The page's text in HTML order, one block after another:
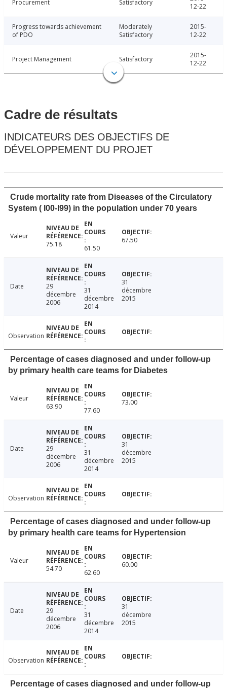
Procurement Satisfactory
12-22
Progress towards achievement
of PDO
Moderately
Satisfactory
2015-
12-22
Project Management Satisfactory
2015-
12-22
Cadre de résultats
INDICATEURS DES OBJECTIFS DE
DÉVELOPPEMENT DU PROJET
Crude mortality rate from Diseases of the Circulatory
System ( I00-I99) in the population under 70 years
Valeur
75.18
61.50
67.50
Date
29
décembre
2006
31
décembre
2014
31
décembre
2015
Observation
Percentage of cases diagnosed and under follow-up
by primary health care teams for Diabetes
Valeur
63.90
77.60
73.00
Date
29
décembre
2006
31
décembre
2014
31
décembre
2015
Observation
Percentage of cases diagnosed and under follow-up
by primary health care teams for Hypertension
Valeur
54.70
62.60
60.00
Date
29
décembre
2006
31
décembre
2014
31
décembre
2015
Observation
Percentage of cases diagnosed and under follow-up